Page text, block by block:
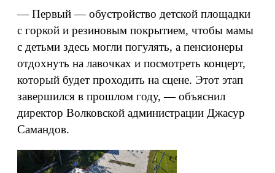
— Первый — обустройство детской площадки
с горкой и резиновым покрытием, чтобы мамы
с детьми здесь могли погулять, а пенсионеры
отдохнуть на лавочках и посмотреть концерт,
который будет проходить на сцене. Этот этап
завершился в прошлом году, — объяснил
директор Волковской администрации Джасур
Самандов.